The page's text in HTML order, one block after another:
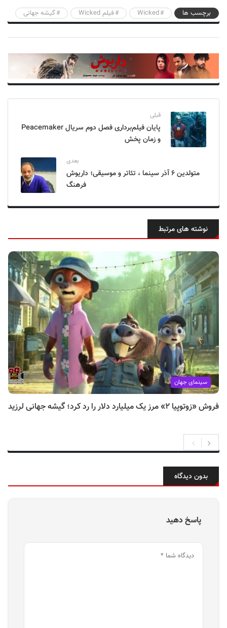
برچسب ها
Wicked فیلم Wicked گیشه جهانی
قبلی
پایان فیلم‌برداری فصل دوم سریال Peacemaker
و زمان پخش
بعدی
متولدین ۶ آذر سینما ، تئاتر و موسیقی؛ داریوش
فرهنگ
نوشته های مرتبط
سینمای جهان
فروش «زوتوپیا ۲» مرز یک میلیارد دلار را رد کرد؛ گیشه جهانی لرزید
بدون دیدگاه
پاسخ دهید